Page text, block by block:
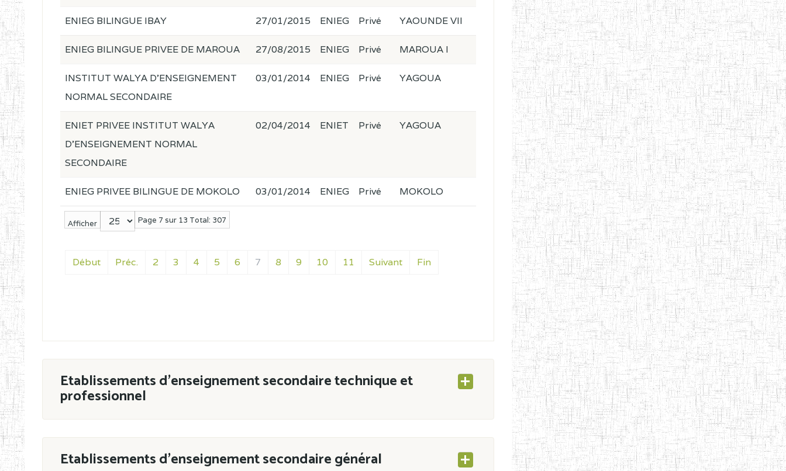
Afficher Page 7 sur 13 Total: 307
Début Préc. 2 3 4 5 6 7 8 9 10 11 Suivant Fin
ENIEG BILINGUE IBAY 27/01/2015 ENIEG Privé YAOUNDE VII
ENIEG BILINGUE PRIVEE DE MAROUA 27/08/2015 ENIEG Privé MAROUA I
INSTITUT WALYA D'ENSEIGNEMENT
NORMAL SECONDAIRE
03/01/2014 ENIEG Privé YAGOUA
ENIET PRIVEE INSTITUT WALYA
D'ENSEIGNEMENT NORMAL
SECONDAIRE
02/04/2014 ENIET Privé YAGOUA
ENIEG PRIVEE BILINGUE DE MOKOLO 03/01/2014 ENIEG Privé MOKOLO
Etablissements d'enseignement secondaire technique et
professionnel
ESTP
Etablissements d'enseignement secondaire général